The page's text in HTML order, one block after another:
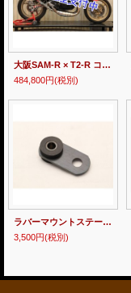
大阪SAM-R × T2-R コラボ RZ250R用 チタン 左右出しチャンバー 【 RACE 】
484,800円(税別)
ラバーマウントステー 【 チタン 】
3,500円(税別)